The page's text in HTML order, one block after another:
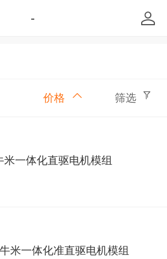
-
价格 筛选
米一体化直驱电机模组
米一体化准直驱电机模组